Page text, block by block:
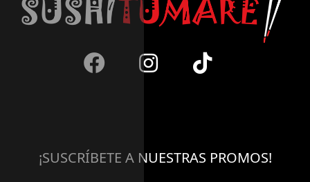
¡SUSCRÍBETE A NUESTRAS PROMOS!